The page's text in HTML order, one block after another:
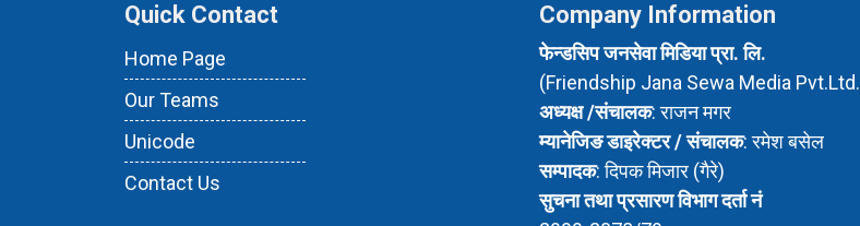
Quick Contact
Home Page
Our Teams
Unicode
Contact Us
Company Information
फेन्डसिप जनसेवा मिडिया प्रा. लि.
(Friendship Jana Sewa Media
अध्यक्ष /संचालक: राजन मगर
म्यानेजिङ डाइरेक्टर / संचालक: रमेश बसेल
सम्पादक: दिपक मिजार (गैरे)
सुचना तथा प्रसारण विभाग दर्ता नं